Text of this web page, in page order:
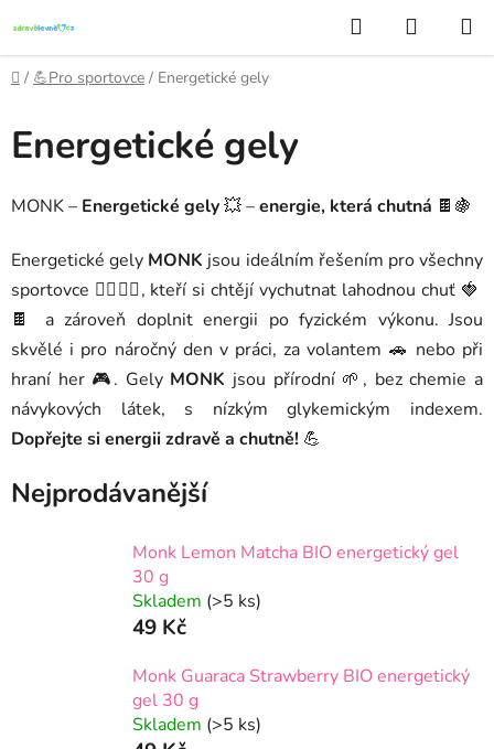
na
obsah
Hledat
KOŠÍK
Domů
/ 💪Pro sportovce / Energetické gely
Energetické gely
MONK – Energetické gely💥 –energie, která chutná 🍫🍇
Energetické gely MONK jsou ideálním řešením pro všechny
sportovce 🏃‍♀️🚴‍♂️, kteří si chtějí vychutnat lahodnou chuť 🍓
🍫 a zároveň doplnit energii po fyzickém výkonu. Jsou
skvělé i pro náročný den v práci, za volantem 🚗 nebo při
hraní her 🎮. Gely MONK jsou přírodní 🌱, bez chemie a
návykových látek, s nízkým glykemickým indexem.
Dopřejte si energii zdravě a chutně! 💪
Nejprodávanější
Monk Lemon Matcha BIO energetický gel
30 g
Skladem (>5 ks)
49 Kč
Monk Guaraca Strawberry BIO energetický
gel 30 g
Skladem (>5 ks)